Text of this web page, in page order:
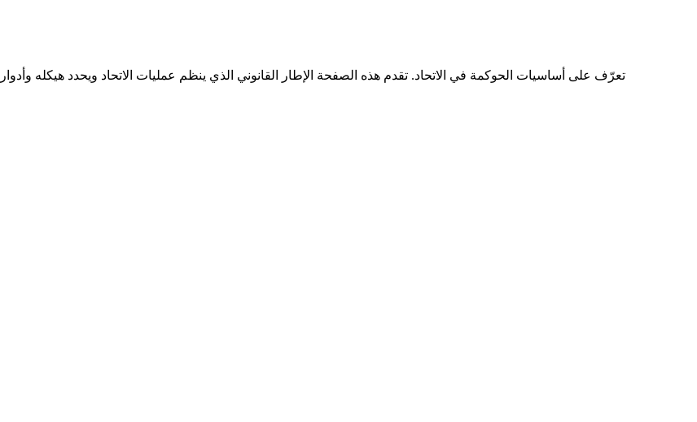
تعرّف على أساسيات الحوكمة في الاتحاد. تقدم هذه الصفحة الإطار القانوني الذي ينظم عمليات الاتحاد ويحدد هيكله